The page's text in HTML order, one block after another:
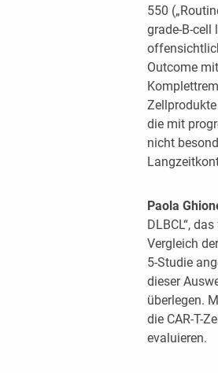
550
grade-B-cell
Outcome
die mit
nicht
Paola
DLBCL“,
Vergleich
5-Studie
dieser
überlegen.
die CAR-T-
evaluieren.